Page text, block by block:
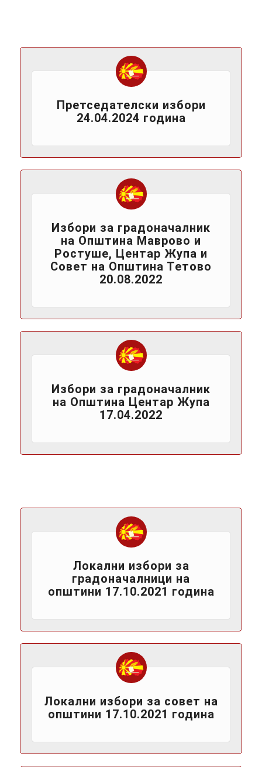
Претседателски избори
24.04.2024 година
Избори за градоначалник
на Општина Маврово и
Ростуше, Центар Жупа и
Совет на Општина Тетово
20.08.2022
Избори за градоначалник
на Општина Центар Жупа
17.04.2022
Локални избори за
градоначалници на
општини 17.10.2021 година
Локални избори за совет на
општини 17.10.2021 година